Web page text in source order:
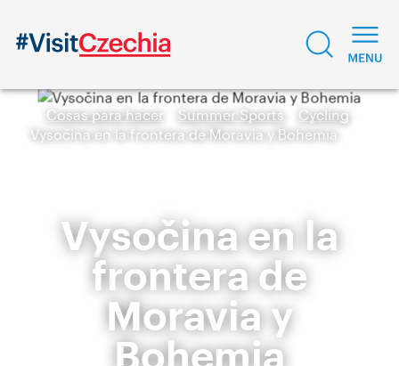
Cosas para hacer Summer Sports
Cycling
Vysočina en la frontera de Moravia y Bohemia
Vysočina en la
frontera de
Moravia y
Bohemia